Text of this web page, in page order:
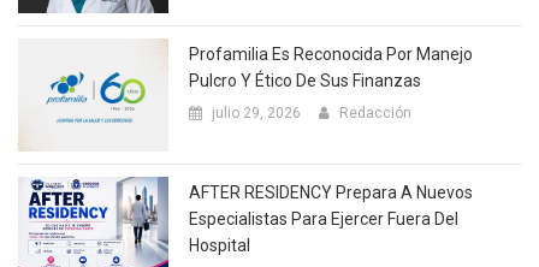
Profamilia Es Reconocida Por Manejo
Pulcro Y Ético De Sus Finanzas
julio 29, 2026 Redacción
AFTER RESIDENCY Prepara A Nuevos
Especialistas Para Ejercer Fuera Del
Hospital